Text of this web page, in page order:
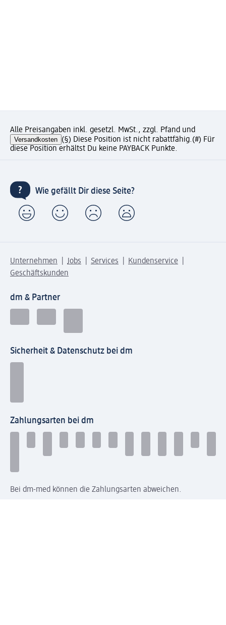
Alle Preisangaben inkl. gesetzl. MwSt., zzgl. Pfand und
Versandkosten (§) Diese Position ist nicht rabattfähig.(#) Für
diese Position erhältst Du keine PAYBACK Punkte.
Wie gefällt Dir diese Seite?
Unternehmen Jobs Services
Kundenservice
Geschäftskunden
dm & Partner
Sicherheit & Datenschutz bei dm
Zahlungsarten bei dm
Bei dm-med können die Zahlungsarten abweichen.